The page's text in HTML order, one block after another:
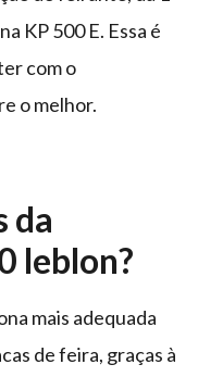
KP 500 E. Essa é
com o
o melhor.
da
leblon?
mais adequada
de feira, graças à